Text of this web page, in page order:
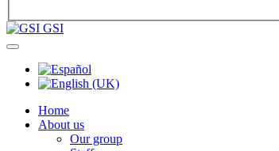
GSI
Home
About us
Our group